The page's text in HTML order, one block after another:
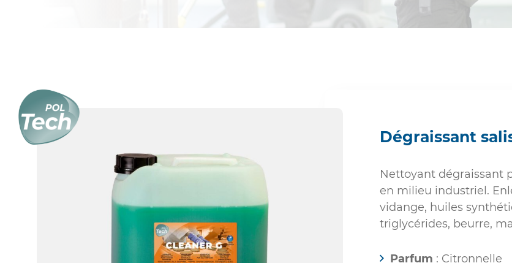
Dégraissant
Nettoyant dégraissant
en milieu industriel.
vidange, huiles
triglycérides, beurre,
Parfum : Citronnelle